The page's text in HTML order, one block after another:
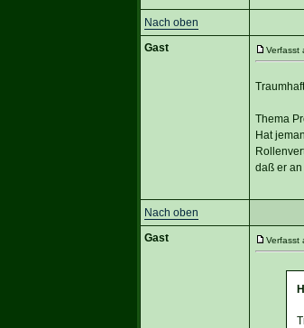
Nach oben
Gast
Verfasst
Thema
Hat
daß er
Nach oben
Gast
Verfasst